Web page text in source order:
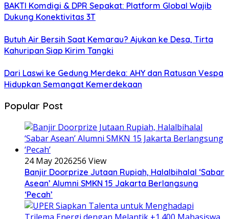
BAKTI Komdigi & DPR Sepakat: Platform Global Wajib
Dukung Konektivitas 3T
Butuh Air Bersih Saat Kemarau? Ajukan ke Desa, Tirta
Kahuripan Siap Kirim Tangki
Dari Laswi ke Gedung Merdeka: AHY dan Ratusan Vespa
Hidupkan Semangat Kemerdekaan
Popular Post
24 May 2026256 View
Banjir Doorprize Jutaan Rupiah, Halalbihalal ‘Sabar
Asean’ Alumni SMKN 15 Jakarta Berlangsung
‘Pecah’